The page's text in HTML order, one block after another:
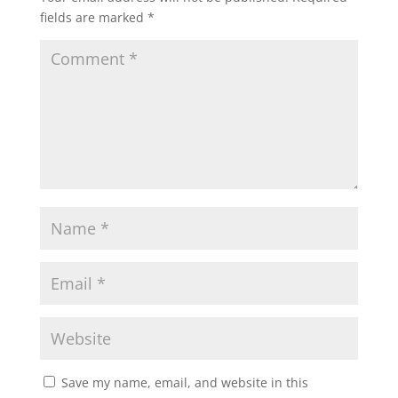
fields are marked *
Save my name, email, and website in this